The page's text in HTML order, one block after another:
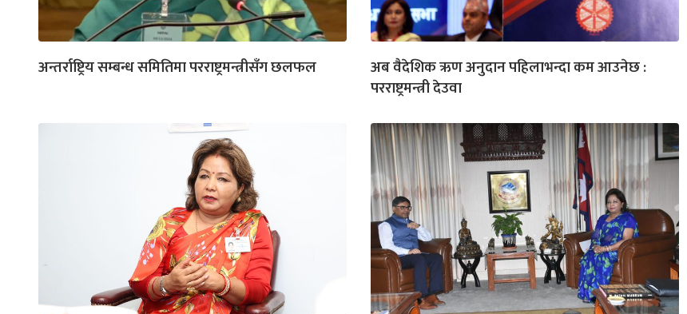
अन्तर्राष्ट्रिय सम्बन्ध समितिमा परराष्ट्रमन्त्रीसँग छलफल
अब वैदेशिक ऋण अनुदान पहिलाभन्दा कम आउनेछ :
परराष्ट्रमन्त्री देउवा